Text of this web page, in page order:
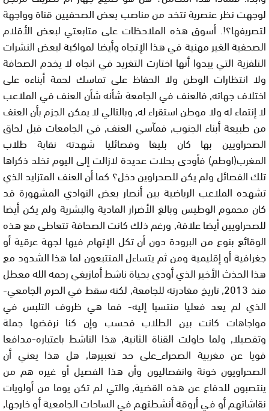
لوجهت نظر عنصرية تتخد من مناصب بعض الصحفيين قناة وواجهة
لتصريفها؟!. أسوق هذه الملاحظات على متابعتي لبعض الأقلام
الصحفية الغير مهنية في هذا الإتجاه وأيضا لمواكبة لبعض النشرات
التلفزية التي يبدوا أنها اختارت التغريد في اتجاه لا يخدم الصحافة
ولا انتظارات الوطن ولا الحفاظ على تماسك لحمة أبناءه على
اختلاف جهاته, فالعنف في الجامعة شأنه شأن العنف في الملاعب
لا إنتماء له ولا موطن استقراء له, وبالتالي لا يمكن الجزم بأن العنف
من طبيعة أبناء الجنوب, فمآسي العنف, في الجامعات قبل لحاق
الصحراويين بها كان بليغا وفصائليا شهدته نقابة طلاب
المغرب(اوطم) فأودى بحلات عديدة لازالت إلى اليوم تخلد ذكراها
تلك الفصائل ولم يكن للصحراوين دخل؟ كما أن العنف المتزايد الذي
تشهده الملاعب الرياضية بين أنصار بعض النوادي المشهورة قد
كان محموم الوطيس وبالغ الأضرار المادية والبشرية ولم يكن أيضا
للصحراويين أيضا علاقة, ورغم ذلك كانت الصحافة تتعاطى مع هذه
الوقائع بنوع من البرودة دون أن تكل الإتهام فيها لجهة عرقية أو
جغرافية أو إقليمية ومن ثم يتساءل المتتبعون لما هذا الشدود مع
هذا الحذث الأخير الذي أودى بحياة ناشط أمازيغي رحمه الله معطل
منذ 2013, تاريخ مغادرته للجامعة, لكنه سقط في الحرم الجامعي-
الذي لم يعد فعليا منتسبا إليه- فما هي ظروف التلبس في
مواجاهات كانت بين الطلاب فحسب وإن كنا نرفضها جملة
وتفصيلا, ولما حاولت القناة الثانية, هذا الناشط باعتباره-مدافعا
قويا عن مغربية الصحراء_على حد تعبيرها, هل هذا يعني أن
الصحراويون خونة وانفصاليون وأن هذا الفصيل أو غيره هم من
ينتصبون للدفاع عن هذه القضية, والتي لم تكن يوما من أولويات
نقاشاتهم أو في أروقة أنشطتهم في الساحات الجامعية أو خارجها,